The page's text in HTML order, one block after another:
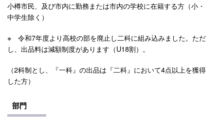
小樽市民、及び市内に勤務または市内の学校に在籍する方（小・
中学生除く）
※ 令和7年度より高校の部を廃止し二科に組み込みました。ただ
し、出品料は減額制度があります（U18割）。
（2科制とし、『一科』の出品は『二科』において4点以上を獲得
した方）
部門